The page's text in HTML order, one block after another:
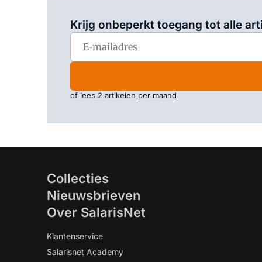
Krijg onbeperkt toegang tot alle
of lees 2 artikelen per maand
Collecties
Nieuwsbrieven
Over SalarisNet
Klantenservice
Salarisnet Academy